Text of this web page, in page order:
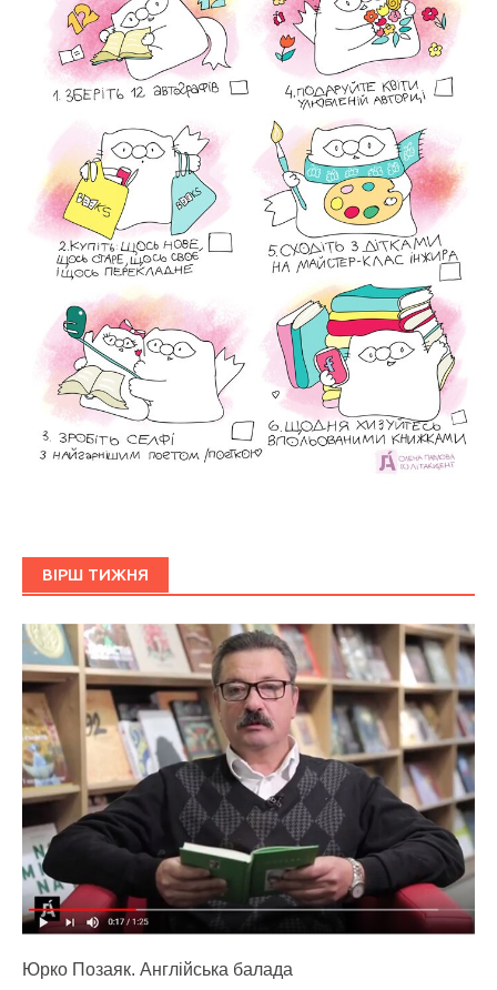
ВІРШ ТИЖНЯ
Юрко Позаяк. Англійська балада